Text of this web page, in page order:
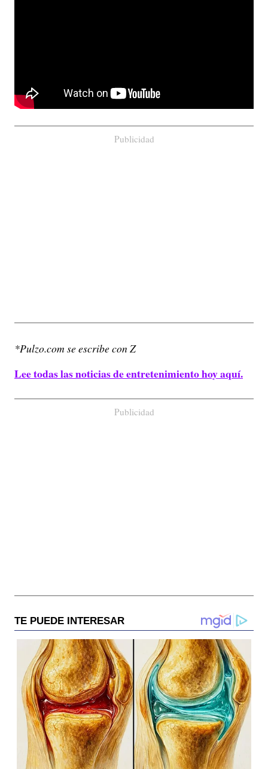
Publicidad
*Pulzo.com se escribe con Z
Lee todas las noticias de entretenimiento hoy aquí.
Publicidad